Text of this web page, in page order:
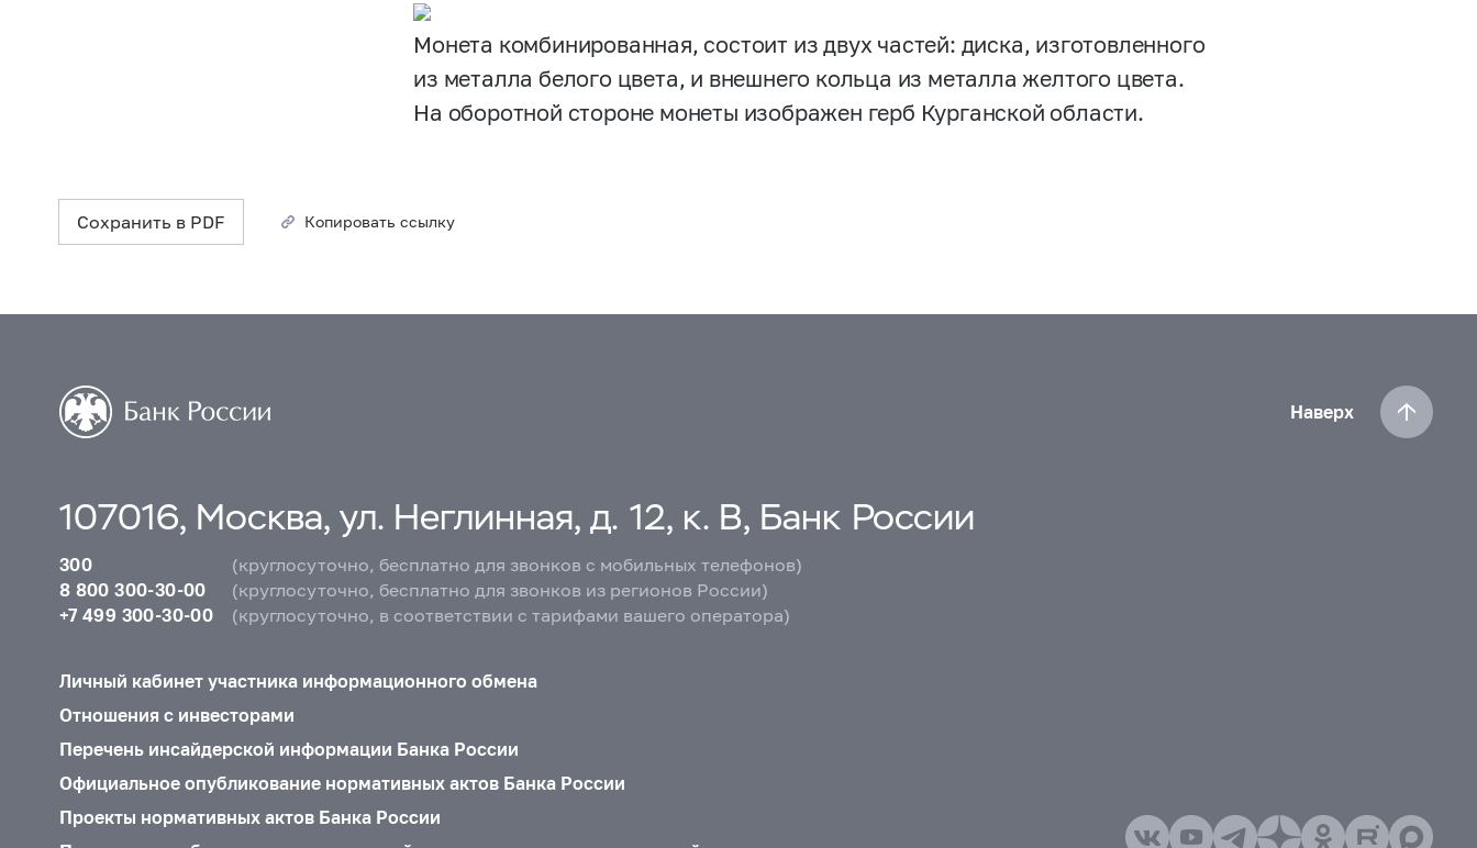
Монета комбинированная, состоит из двух частей: диска, изготовленного
из металла белого цвета, и внешнего кольца из металла желтого цвета.
На оборотной стороне монеты изображен герб Курганской области.
Сохранить в PDF Копировать ссылку
Наверх
107016, Москва, ул. Неглинная, д. 12, к. В, Банк России
300
(круглосуточно, бесплатно для звонков с мобильных телефонов)
8 800 300-30-00
(круглосуточно, бесплатно для звонков из регионов России)
+7 499 300-30-00
(круглосуточно, в соответствии с тарифами вашего оператора)
Личный кабинет участника информационного обмена
Отношения с инвесторами
Перечень инсайдерской информации Банка России
Официальное опубликование нормативных актов Банка России
Проекты нормативных актов Банка России